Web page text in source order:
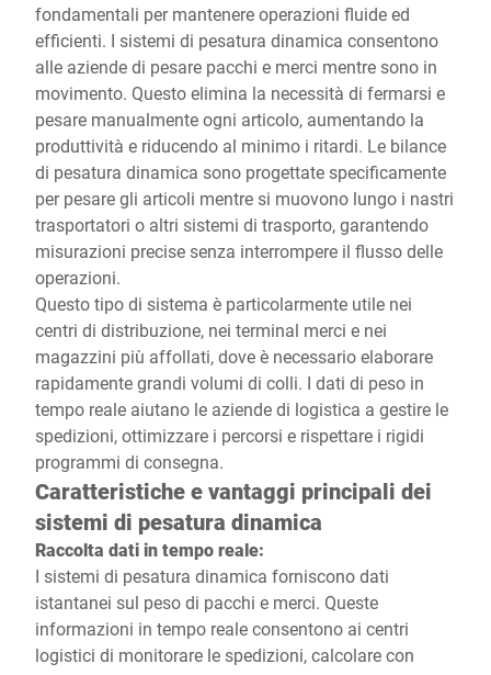
fondamentali per mantenere operazioni fluide ed
efficienti. I sistemi di pesatura dinamica consentono
alle aziende di pesare pacchi e merci mentre sono in
movimento. Questo elimina la necessità di fermarsi e
pesare manualmente ogni articolo, aumentando la
produttività e riducendo al minimo i ritardi. Le bilance
di pesatura dinamica sono progettate specificamente
per pesare gli articoli mentre si muovono lungo i nastri
trasportatori o altri sistemi di trasporto, garantendo
misurazioni precise senza interrompere il flusso delle
operazioni.
Questo tipo di sistema è particolarmente utile nei
centri di distribuzione, nei terminal merci e nei
magazzini più affollati, dove è necessario elaborare
rapidamente grandi volumi di colli. I dati di peso in
tempo reale aiutano le aziende di logistica a gestire le
spedizioni, ottimizzare i percorsi e rispettare i rigidi
programmi di consegna.
Caratteristiche e vantaggi principali dei
sistemi di pesatura dinamica
Raccolta dati in tempo reale:
I sistemi di pesatura dinamica forniscono dati
istantanei sul peso di pacchi e merci. Queste
informazioni in tempo reale consentono ai centri
logistici di monitorare le spedizioni, calcolare con